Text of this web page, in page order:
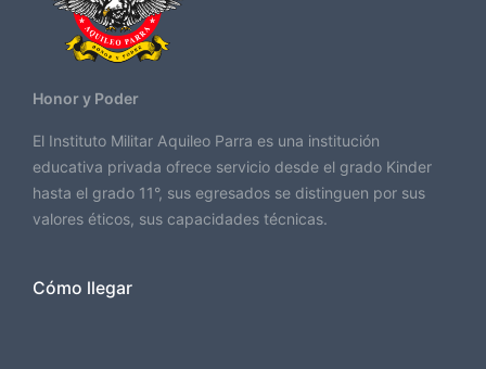
Honor y Poder
El Instituto Militar Aquileo Parra es una institución
educativa privada ofrece servicio desde el grado Kinder
hasta el grado 11°, sus egresados se distinguen por sus
valores éticos, sus capacidades técnicas.
Cómo llegar